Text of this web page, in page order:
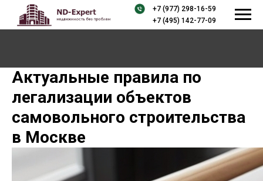
+7 (495) 142-77-09
+7 (977) 298-16-59
Актуальные правила по
легализации объектов
самовольного строительства
в Москве